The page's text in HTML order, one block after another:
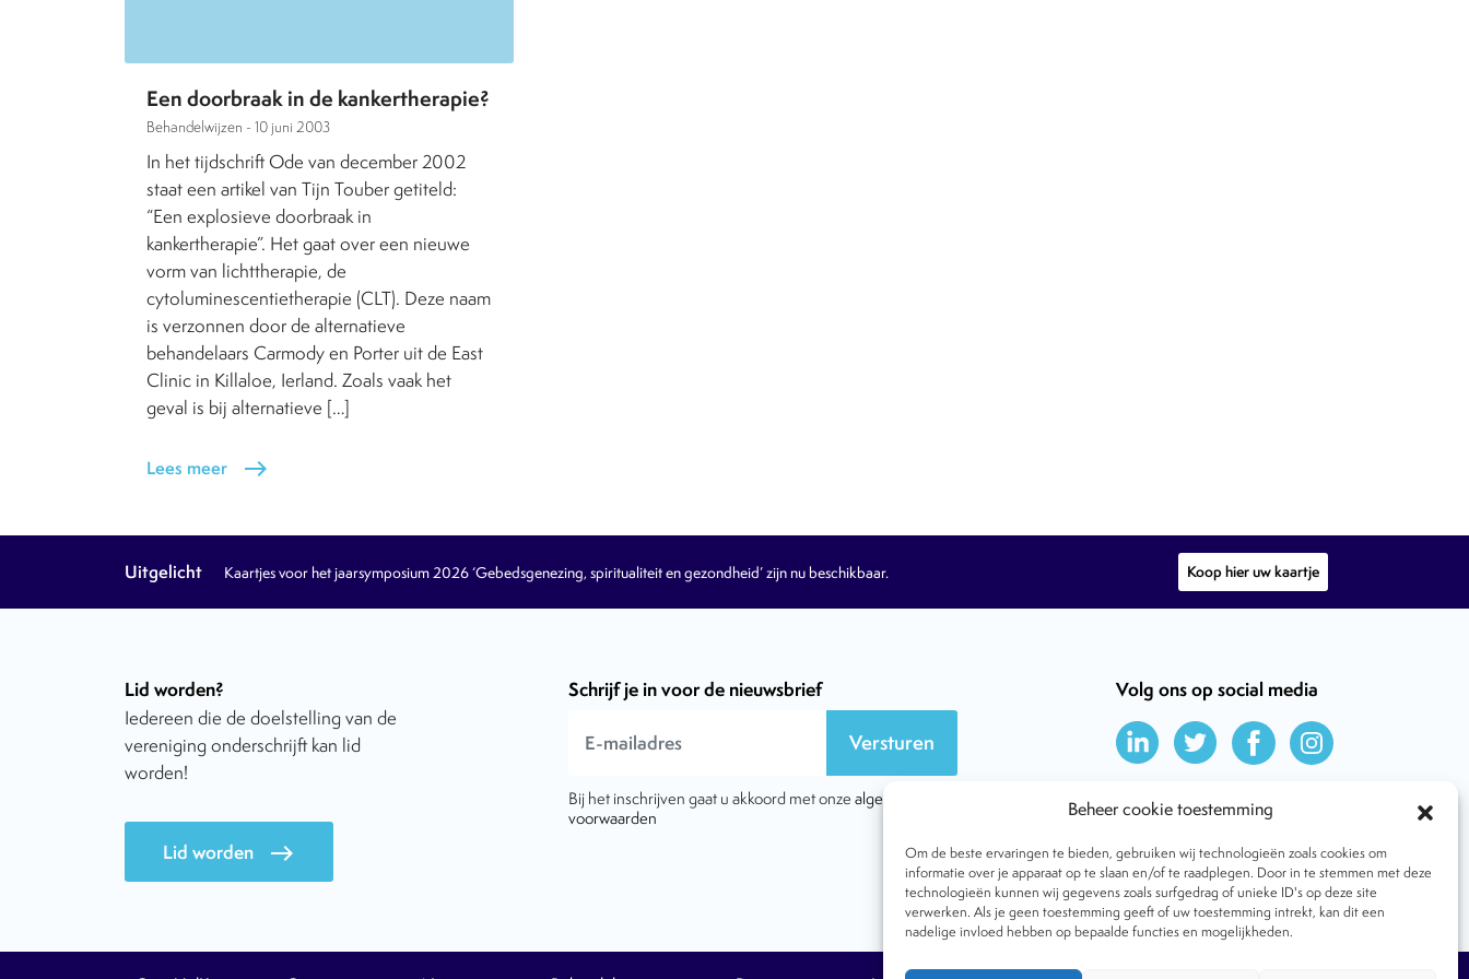
Beheer cookie toestemming
Om de beste ervaringen te bieden, gebruiken wij technologieën zoals cookies om
informatie over je apparaat op te slaan en/of te raadplegen. Door in te stemmen met deze
technologieën kunnen wij gegevens zoals surfgedrag of unieke ID's op deze site
verwerken. Als je geen toestemming geeft of uw toestemming intrekt, kan dit een
nadelige invloed hebben op bepaalde functies en mogelijkheden.
Een doorbraak in de kankertherapie?
Behandelwijzen - 10 juni 2003
In het tijdschrift Ode van december 2002
staat een artikel van Tijn Touber getiteld:
“Een explosieve doorbraak in
kankertherapie”. Het gaat over een nieuwe
vorm van lichttherapie, de
cytoluminescentietherapie (CLT). Deze naam
is verzonnen door de alternatieve
behandelaars Carmody en Porter uit de East
Clinic in Killaloe, Ierland. Zoals vaak het
geval is bij alternatieve […]
Lees meer east
Uitgelicht Kaartjes voor het jaarsymposium 2026 ‘Gebedsgenezing, spiritualiteit en gezondheid’ zijn nu beschikbaar. Koop hier uw kaartje
Lid worden?
Iedereen die de doelstelling van de
vereniging onderschrijft kan lid
worden!
Lid worden east
Schrijf je in voor de nieuwsbrief
Versturen
Bij het inschrijven gaat u akkoord met onze algemene
voorwaarden
Volg ons op social media